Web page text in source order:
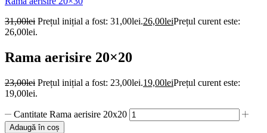
31,00lei Prețul inițial a fost: 31,00lei.26,00leiPrețul curent este:
26,00lei.
Rama aerisire 20×20
23,00lei Prețul inițial a fost: 23,00lei.19,00leiPrețul curent este:
19,00lei.
Cantitate Rama aerisire 20x20
Adaugă în coș